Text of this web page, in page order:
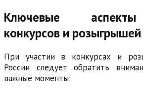
Ключевые
конкурсов и розыгрышей
При участии в конкурсах и
России следует обратить
важные моменты: